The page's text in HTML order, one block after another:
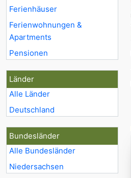
Ferienhäuser
Ferienwohnungen &
Apartments
Pensionen
Länder
Alle Länder
Deutschland
Bundesländer
Alle Bundesländer
Niedersachsen